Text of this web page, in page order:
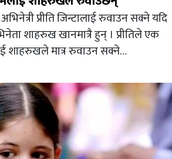
प्रीति जिन्टालाई रुवाउन सक्ने यदि
शाहरुख खानमात्रै हुन् । प्रीतिले एक
शाहरुखले मात्र रुवाउन सक्ने…